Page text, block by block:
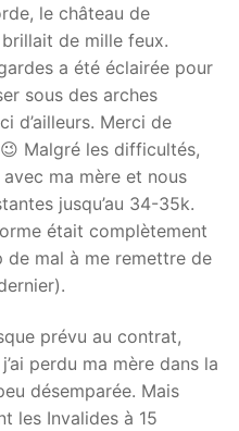
le château de
de mille feux.
a été éclairée pour
sous des arches
d’ailleurs. Merci de
Malgré les difficultés,
ma mère et nous
jusqu’au 34-35k.
était complètement
de mal à me remettre de
prévu au contrat,
perdu ma mère dans la
désemparée. Mais
les Invalides à 15